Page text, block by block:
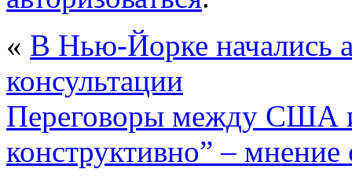
« В Нью-Йорке начались
консультации
Переговоры между США
конструктивно” – мнение